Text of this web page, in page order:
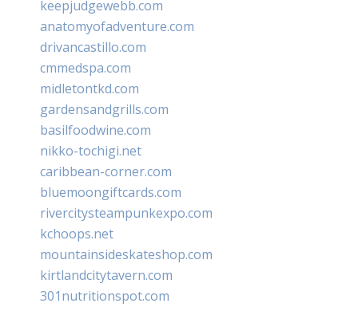
keepjudgewebb.com
anatomyofadventure.com
drivancastillo.com
cmmedspa.com
midletontkd.com
gardensandgrills.com
basilfoodwine.com
nikko-tochigi.net
caribbean-corner.com
bluemoongiftcards.com
rivercitysteampunkexpo.com
kchoops.net
mountainsideskateshop.com
kirtlandcitytavern.com
301nutritionspot.com